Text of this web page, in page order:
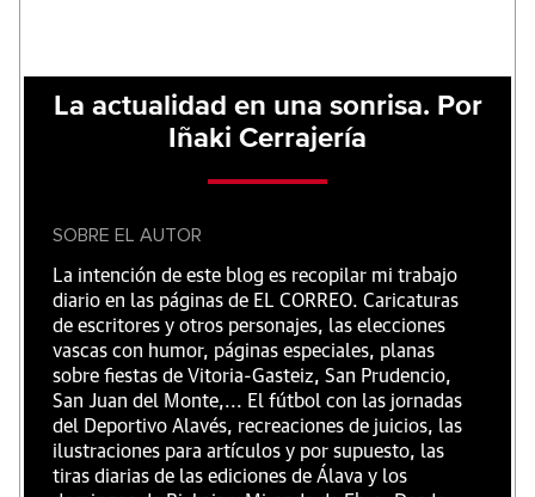
La actualidad en una sonrisa. Por
Iñaki Cerrajería
SOBRE EL AUTOR
La intención de este blog es recopilar mi trabajo
diario en las páginas de EL CORREO. Caricaturas
de escritores y otros personajes, las elecciones
vascas con humor, páginas especiales, planas
sobre fiestas de Vitoria-Gasteiz, San Prudencio,
San Juan del Monte,... El fútbol con las jornadas
del Deportivo Alavés, recreaciones de juicios, las
ilustraciones para artículos y por supuesto, las
tiras diarias de las ediciones de Álava y los